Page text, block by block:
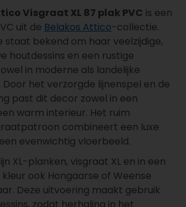
Visgraat XL 87 plak PVC is een
uit de Belakos Attico-collectie.
staat bekend om haar veelzijdige,
houtdessins en een rustige
in moderne als landelijke
het verzorgde lijnenspel en de
past dit decor zowel in een
warm interieur. Het ruim
combineert een luxe
evenwichtig vloerbeeld.
XL-planken, visgraat XL en in een
ook Hongaarse of Weense
Deze uitvoering maakt gebruik
zodat herhaling in het